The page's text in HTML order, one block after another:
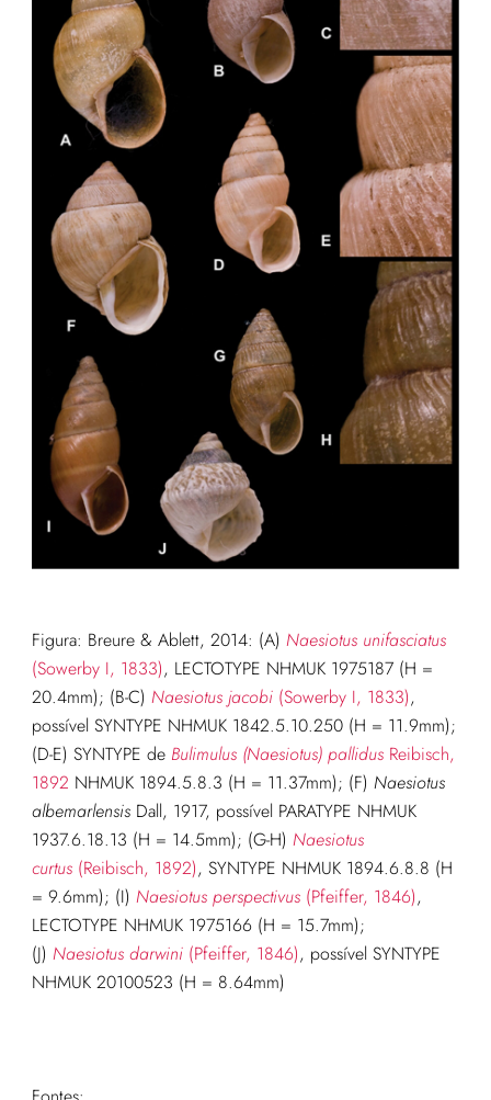
Figura: Breure & Ablett, 2014: (A) Naesiotus unifasciatus
(Sowerby I, 1833), LECTOTYPE NHMUK 1975187 (H =
20.4mm); (B-C) Naesiotus jacobi(Sowerby I, 1833),
possível SYNTYPE NHMUK 1842.5.10.250 (H = 11.9mm);
(D-E) SYNTYPE de Bulimulus (Naesiotus) pallidusReibisch,
1892 NHMUK 1894.5.8.3 (H = 11.37mm); (F) Naesiotus
albemarlensisDall, 1917, possível PARATYPE NHMUK
1937.6.18.13 (H = 14.5mm); (G-H) Naesiotus
curtus(Reibisch, 1892), SYNTYPE NHMUK 1894.6.8.8 (H
= 9.6mm); (I) Naesiotus perspectivus(Pfeiffer, 1846),
LECTOTYPE NHMUK 1975166 (H = 15.7mm);
(J) Naesiotus darwini(Pfeiffer, 1846), possível SYNTYPE
NHMUK 20100523 (H = 8.64mm)